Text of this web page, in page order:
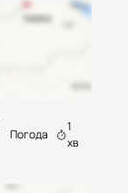
Погода
1
хв